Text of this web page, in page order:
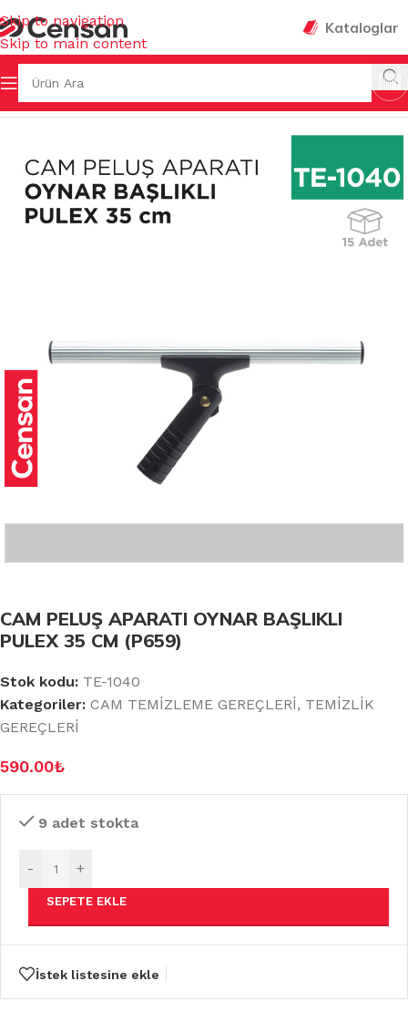
Skip to navigation
Skip to main content
Kataloglar
CAM TEMİZLEME GEREÇLERİ
CAM PELUŞ APARATI OYNAR BAŞLIKLI
PULEX 35 CM (P659)
Stok kodu: TE-1040
Kategoriler: CAM TEMİZLEME GEREÇLERİ, TEMİZLİK
GEREÇLERİ
590.00₺
9 adet stokta
- +
SEPETE EKLE
İstek listesine ekle